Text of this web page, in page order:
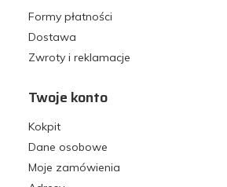
Formy płatności
Dostawa
Zwroty i reklamacje
Twoje konto
Kokpit
Dane osobowe
Moje zamówienia